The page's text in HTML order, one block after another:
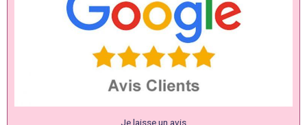
Je laisse un avis